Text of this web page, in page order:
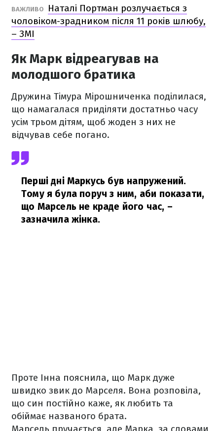
ВАЖЛИВО
Наталі Портман розлучається з
чоловіком-зрадником після 11 років шлюбу,
– ЗМІ
Як Марк відреагував на
молодшого братика
Дружина Тімура Мірошниченка поділилася,
що намагалася приділяти достатньо часу
усім трьом дітям, щоб жоден з них не
відчував себе погано.
Перші дні Маркусь був напружений.
Тому я була поруч з ним, аби показати,
що Марсель не краде його час, –
зазначила жінка.
Проте Інна пояснила, що Марк дуже
швидко звик до Марселя. Вона розповіла,
що син постійно каже, як любить та
обіймає названого брата.